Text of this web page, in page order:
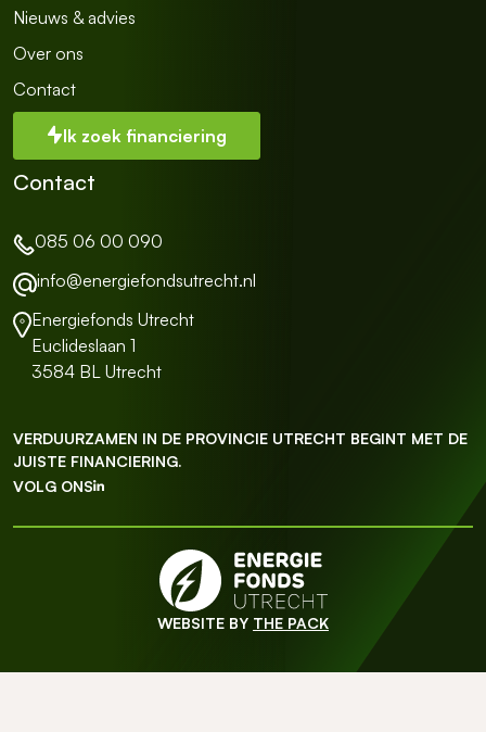
Nieuws & advies
Over ons
Contact
Ik zoek financiering
Contact
085 06 00 090
info@energiefondsutrecht.nl
Energiefonds Utrecht
Euclideslaan 1
3584 BL Utrecht
VERDUURZAMEN IN DE PROVINCIE UTRECHT BEGINT MET DE
JUISTE FINANCIERING.
VOLG ONS
WEBSITE BY THE PACK